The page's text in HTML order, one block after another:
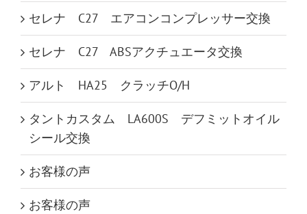
セレナ C27 エアコンコンプレッサー交換
セレナ C27 ABSアクチュエータ交換
アルト HA25 クラッチO/H
タントカスタム LA600S デフミットオイル
シール交換
お客様の声
お客様の声